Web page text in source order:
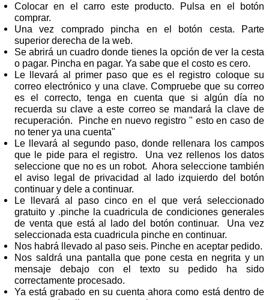
Colocar en el carro este producto. Pulsa en el botón
comprar.
Una vez comprado pincha en el botón cesta. Parte
superior derecha de la web.
Se abrirá un cuadro donde tienes la opción de ver la cesta
o pagar. Pincha en pagar. Ya sabe que el costo es cero.
Le llevará al primer paso que es el registro coloque su
correo electrónico y una clave. Compruebe que su correo
es el correcto, tenga en cuenta que si algún día no
recuerda su clave a este correo se mandará la clave de
recuperación. Pinche en nuevo registro " esto en caso de
no tener ya una cuenta"
Le llevará al segundo paso, donde rellenara los campos
que le pide para el registro. Una vez rellenos los datos
seleccione que no es un robot. Ahora seleccione también
el aviso legal de privacidad al lado izquierdo del botón
continuar y dele a continuar.
Le llevará al paso cinco en el que verá seleccionado
gratuito y .pinche la cuadricula de condiciones generales
de venta que está al lado del botón continuar. Una vez
seleccionada esta cuadricula pinche en continuar.
Nos habrá llevado al paso seis. Pinche en aceptar pedido.
Nos saldrá una pantalla que pone cesta en negrita y un
mensaje debajo con el texto su pedido ha sido
correctamente procesado.
Ya está grabado en su cuenta ahora como está dentro de